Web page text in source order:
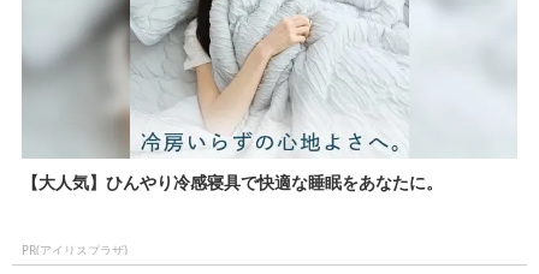
【大人気】ひんやり冷感寝具で快適な睡眠をあなたに。
PR(アイリスプラザ)